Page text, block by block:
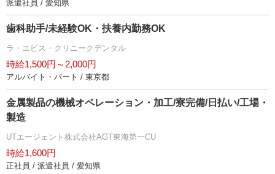
派遣社員 / 愛知県
歯科助手/未経験OK・扶養内勤務OK
ラ・エビス・クリニークデンタル
時給1,500円～2,000円
アルバイト・パート / 東京都
金属製品の機械オペレーション・加工/寮完備/日払い/工場・
製造
UTエージェント株式会社AGT東海第一CU
時給1,600円
正社員 / 派遣社員 / 愛知県